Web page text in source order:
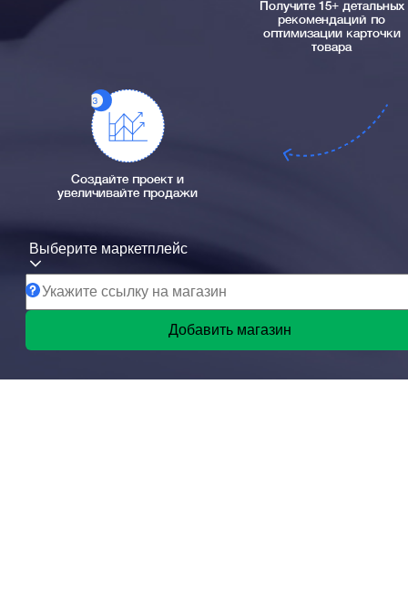
Получите 15+ детальных
рекомендаций по
оптимизации карточки
товара
Создайте проект и
увеличивайте продажи
Выберите маркетплейс
Добавить магазин